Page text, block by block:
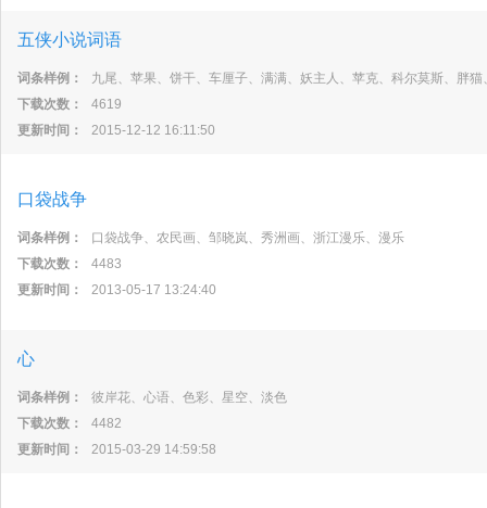
五侠小说词语
词条样例：
九尾、苹果、饼干、车厘子、满满、妖主人、苹克、科尔莫斯、胖
下载次数：
4619
更新时间：
2015-12-12 16:11:50
口袋战争
词条样例：
口袋战争、农民画、邹晓岚、秀洲画、浙江漫乐、漫乐
下载次数：
4483
更新时间：
2013-05-17 13:24:40
心
词条样例：
彼岸花、心语、色彩、星空、淡色
下载次数：
4482
更新时间：
2015-03-29 14:59:58